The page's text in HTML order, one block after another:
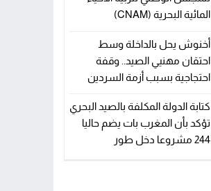
المائية البحرية (CNAM)
أخنوش يحل بالداخلة وسط
احتقان مهنيي الصيد.. وقفة
احتجاجية بسبب أزمة السردين
كتابة الدولة المكلفة بالصيد البحري
تؤكد بأن المغرب بات يضم حاليا
244 مشروعا دخل طور